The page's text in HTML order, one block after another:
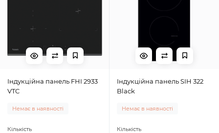
Індукційна панель FHI 2933
VTC
Немає в наявності
Кількість
Індукційна панель SIH 322
Black
Немає в наявності
Кількість